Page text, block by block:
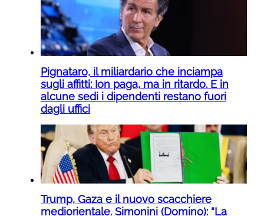
Pignataro, il miliardario che inciampa
sugli affitti: Ion paga, ma in ritardo. E in
alcune sedi i dipendenti restano fuori
dagli uffici
Trump, Gaza e il nuovo scacchiere
mediorientale. Simonini (Domino): “La